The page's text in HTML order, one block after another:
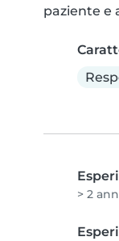
paziente e
> 2